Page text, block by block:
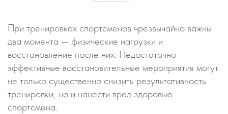
При тренировках спортсменов чрезвычайно важны
два момента — физические нагрузки и
восстановление после них. Недостаточно
эффективные восстановительные мероприятия могут
не только существенно снизить результативность
тренировки, но и нанести вред здоровью
спортсмена.